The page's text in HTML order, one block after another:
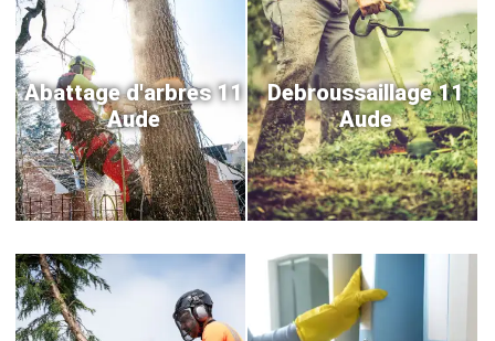
Abattage d'arbres 11
Aude
Debroussaillage 11
Aude